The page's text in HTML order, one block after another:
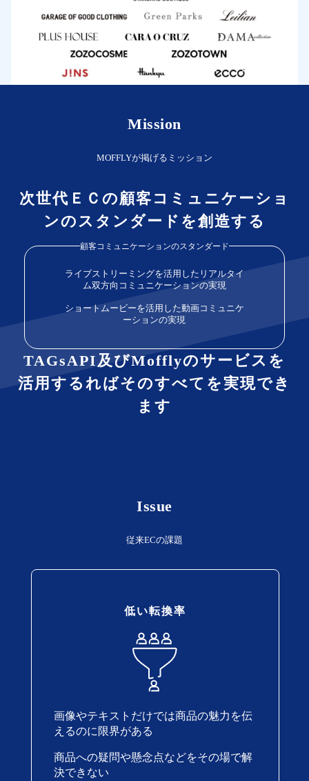
Mission
MOFFLYが掲げるミッション
次世代ＥＣの顧客コミュニケーショ
ンのスタンダードを創造する
顧客コミュニケーションのスタンダード
ライブストリーミングを活用したリアルタイ
ム双方向コミュニケーションの実現
ショートムービーを活用した動画コミュニケ
ーションの実現
TAGsAPI及びMofflyのサービスを
活用するればそのすべてを実現でき
ます
Issue
従来ECの課題
低い転換率
画像やテキストだけでは商品の魅力を伝
えるのに限界がある
商品への疑問や懸念点などをその場で解
決できない